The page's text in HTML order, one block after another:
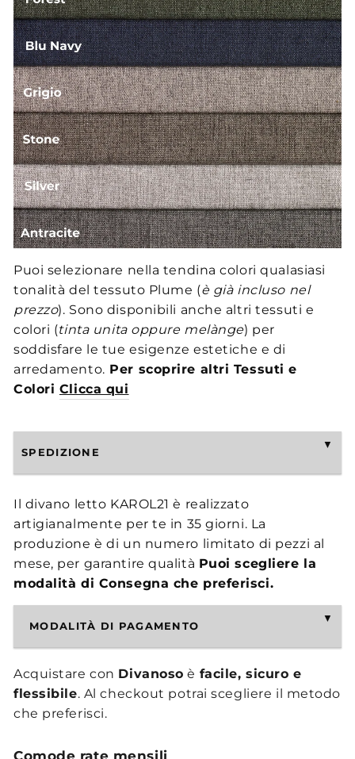
Puoi selezionare nella tendina colori qualasiasi
tonalità del tessuto Plume (è già incluso nel
prezzo). Sono disponibili anche altri tessuti e
colori (tinta unita oppure melànge) per
soddisfare le tue esigenze estetiche e di
arredamento. Per scoprire altri Tessuti e
Colori Clicca qui
SPEDIZIONE
Il divano letto KAROL21 è realizzato
artigianalmente per te in 35 giorni. La
produzione è di un numero limitato di pezzi al
mese, per garantire qualità Puoi scegliere la
modalità di Consegna che preferisci.
MODALITÀ DI PAGAMENTO
Acquistare con Divanoso è facile, sicuro e
flessibile. Al checkout potrai scegliere il metodo
che preferisci.